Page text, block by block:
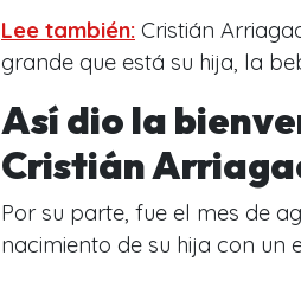
Lee también: Cristián
grande que está su hija, la
Así dio la
Cristián
Por su parte, fue el mes de
nacimiento de su hija con un